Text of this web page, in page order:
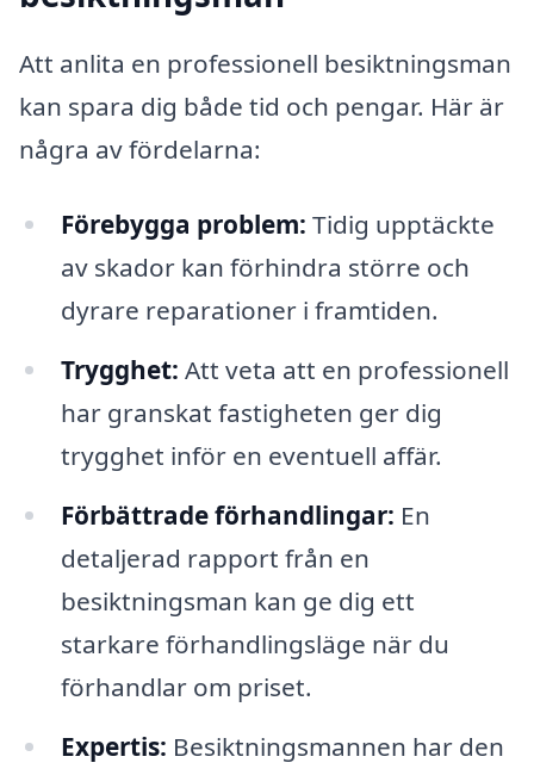
Att anlita en professionell besiktningsman
kan spara dig både tid och pengar. Här är
några av fördelarna:
Förebygga problem: Tidig upptäckte
av skador kan förhindra större och
dyrare reparationer i framtiden.
Trygghet: Att veta att en professionell
har granskat fastigheten ger dig
trygghet inför en eventuell affär.
Förbättrade förhandlingar: En
detaljerad rapport från en
besiktningsman kan ge dig ett
starkare förhandlingsläge när du
förhandlar om priset.
Expertis: Besiktningsmannen har den